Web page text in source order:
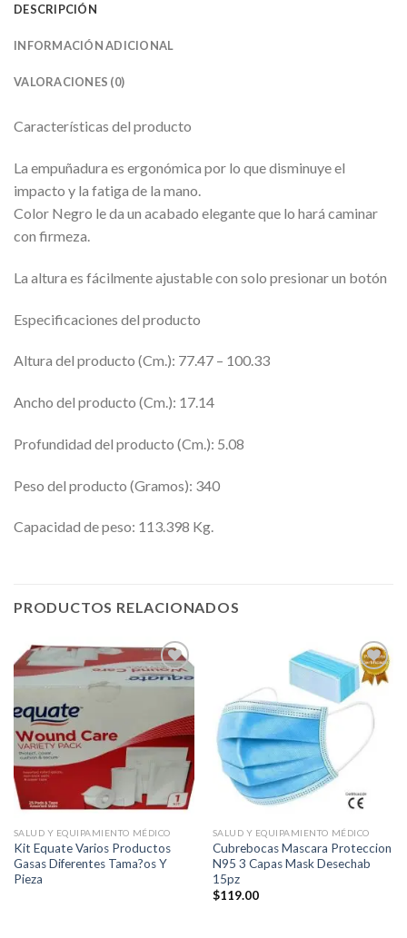
DESCRIPCIÓN
INFORMACIÓN ADICIONAL
VALORACIONES (0)
Características del producto
La empuñadura es ergonómica por lo que disminuye el
impacto y la fatiga de la mano.
Color Negro le da un acabado elegante que lo hará caminar
con firmeza.
La altura es fácilmente ajustable con solo presionar un botón
Especificaciones del producto
Altura del producto (Cm.): 77.47 – 100.33
Ancho del producto (Cm.): 17.14
Profundidad del producto (Cm.): 5.08
Peso del producto (Gramos): 340
Capacidad de peso: 113.398 Kg.
PRODUCTOS RELACIONADOS
Añadir
deseos
SALUD Y EQUIPAMIENTO MÉDICO
Kit Equate Varios Productos
Gasas Diferentes Tama?os Y
Pieza
Añadir
lista de
deseos
SALUD Y EQUIPAMIENTO MÉDICO
Cubrebocas Mascara Proteccion
N95 3 Capas Mask Desechab
15pz
$119.00